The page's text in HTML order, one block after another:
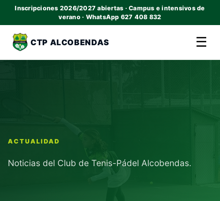
Inscripciones 2026/2027 abiertas · Campus e intensivos de
verano · WhatsApp 627 408 832
CTP ALCOBENDAS ☰
ACTUALIDAD
Noticias del Club de Tenis-Pádel Alcobendas.